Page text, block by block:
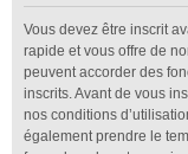
Vous devez être inscrit
rapide et vous offre de
peuvent accorder des
inscrits. Avant de vous
nos conditions
également prendre le